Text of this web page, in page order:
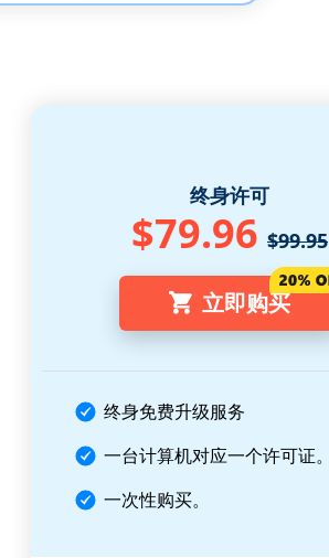
终身许可
$79.96 $99.95
立即购买
终身免费升级服务
一台计算机对应一个许可证。
一次性购买。